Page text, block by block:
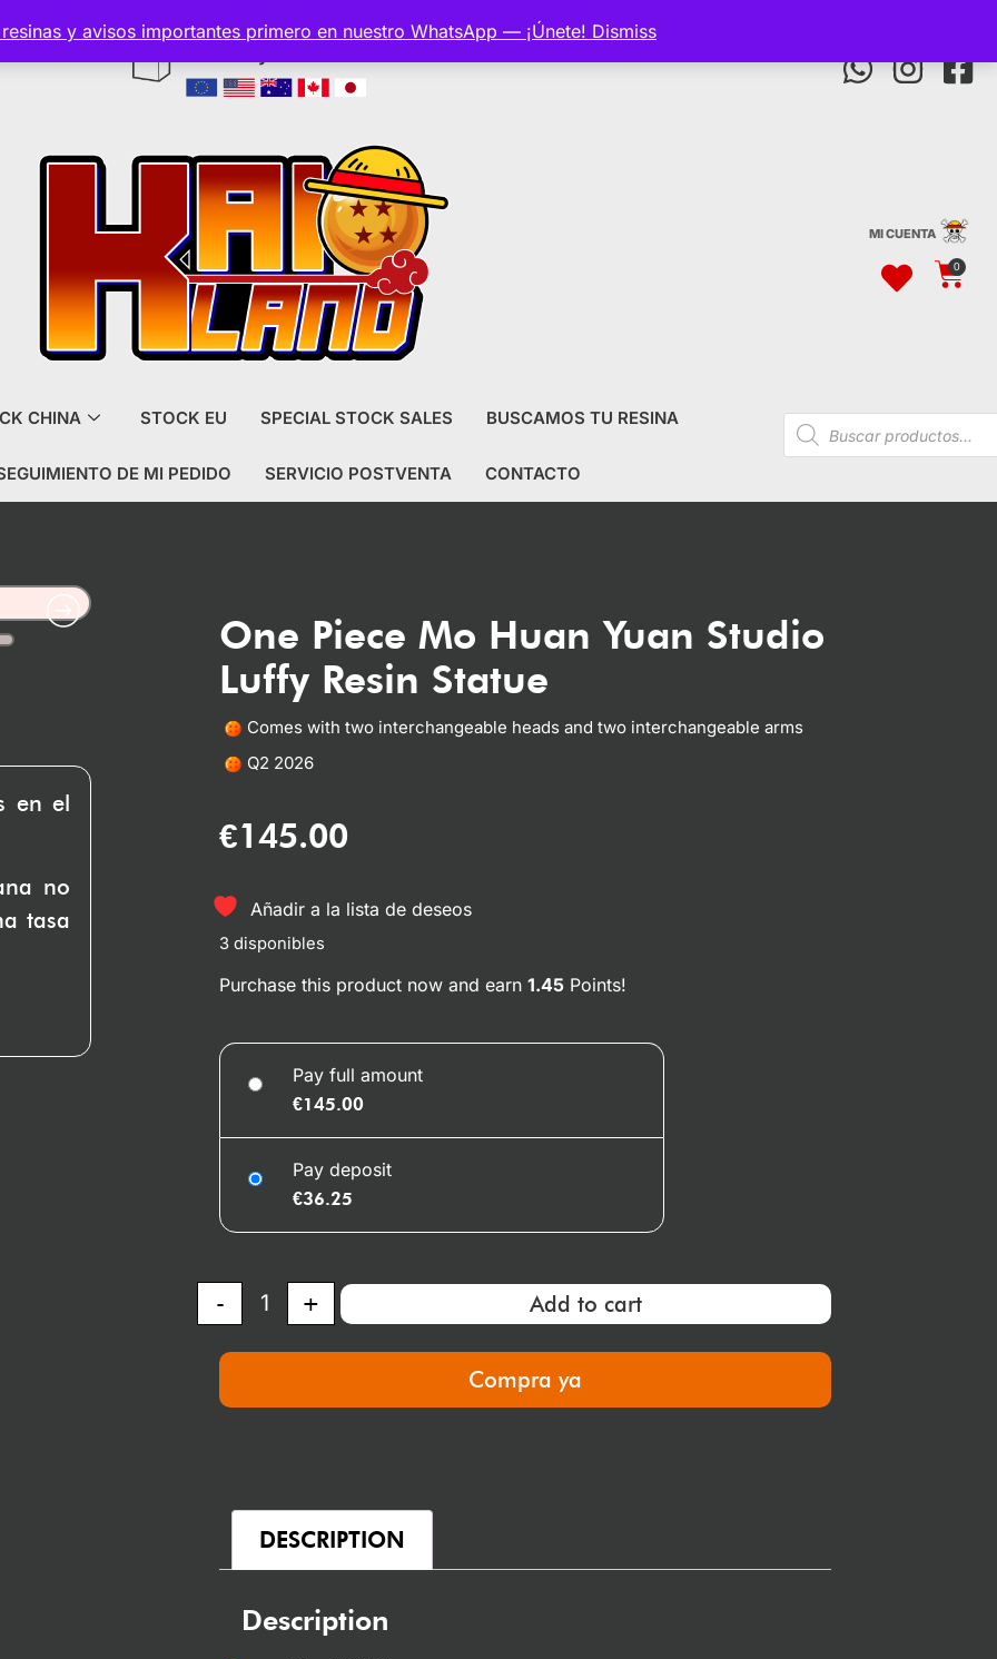
y avisos importantes primero en nuestro WhatsApp — ¡Únete! Dismiss
MI CUENTA
0
CHINA STOCK EU SPECIAL STOCK SALES BUSCAMOS TU RESINA
DE MI PEDIDO SERVICIO POSTVENTA CONTACTO
en el
no
tasa
One Piece Mo Huan Yuan Studio
Luffy Resin Statue
Comes with two interchangeable heads and two interchangeable arms
Q2 2026
€145.00
Añadir a la lista de deseos
3 disponibles
Purchase this product now and earn 1.45 Points!
Pay full amount
€145.00
Pay deposit
€36.25
- + Add to cart
Compra ya
DESCRIPTION
Description